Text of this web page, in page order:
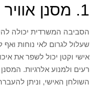
1. מסנן אוויר אישי
הסביבה המשרדית יכולה
שעלול לגרום לאי נוחות
אישי וקטן יכול לשפר את
רעים ולמנוע אלרגיות.
השולחן האישי, וניתן